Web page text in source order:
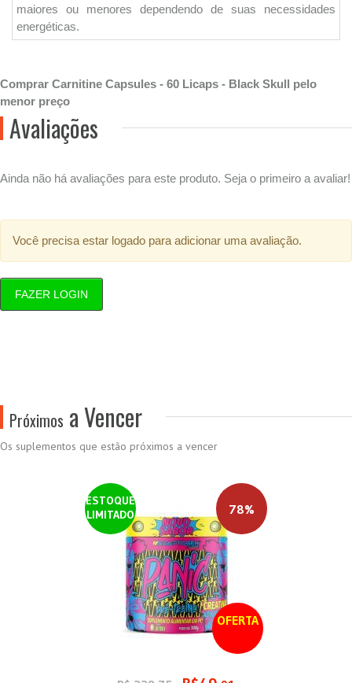
maiores ou menores dependendo de suas necessidades
energéticas.
Comprar Carnitine Capsules - 60 Licaps - Black Skull pelo
menor preço
Avaliações
Ainda não há avaliações para este produto. Seja o primeiro a avaliar!
Você precisa estar logado para adicionar uma avaliação.
FAZER LOGIN
Próximos a Vencer
Os suplementos que estão próximos a vencer
ESTOQUE
LIMITADO
OFERTA
78%